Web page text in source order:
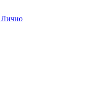
Лично